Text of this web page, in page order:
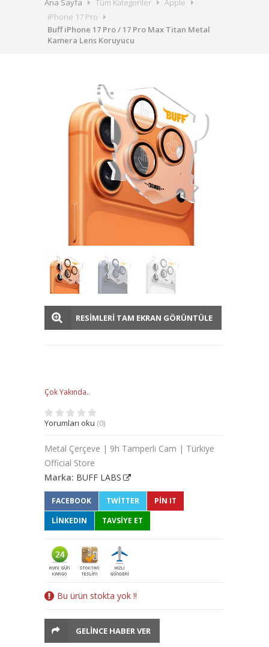
Ana Sayfa Tüm Kategoriler
Apple
iPhone 17 Pro
Buff iPhone 17 Pro / 17 Pro Max Titan Metal
Kamera Lens Koruyucu
RESİMLERİ TAM EKRAN GÖRÜNTÜLE
Çok Yakında..
Yorumları oku (0)
Metal Çerçeve | 9h Tamperli Cam | Türkiye
Official Store
Marka: BUFF LABS
FACEBOOK TWITTER
PIN IT
LINKEDIN
TAVSİYE ET
Bu ürün stokta yok !!
GELINCE HABER VER